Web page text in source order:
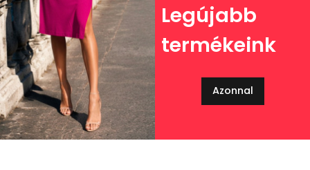
Legújabb
termékeink
Azonnal